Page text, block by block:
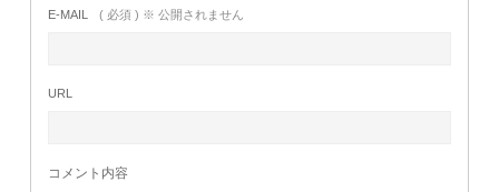
E-MAIL ( 必須 ) ※ 公開されません
URL
コメント内容